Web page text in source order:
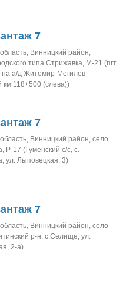
7
Винницкий район,
типа Стрижавка, М-21 (пгт.
на а/д Житомир-Могилев-
км 118+500 (слева))
7
Винницкий район, село
Р-17 (Гуменский с/с, с.
ул. Лыповецкая, 3)
7
Винницкий район, село
р-н, с.Селище, ул.
2-а)